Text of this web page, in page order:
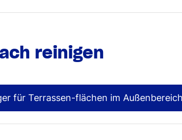
reinigen
für Terrassen-flächen im Außenbereich